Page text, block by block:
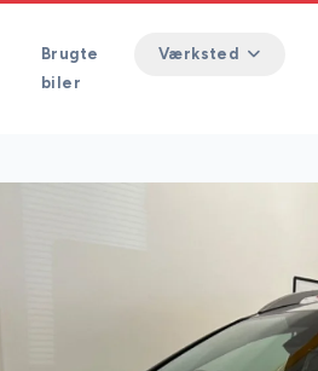
Brugte
biler
Værksted